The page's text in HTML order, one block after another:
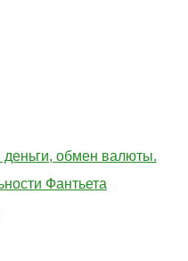
деньги, обмен валюты.
Фантьета